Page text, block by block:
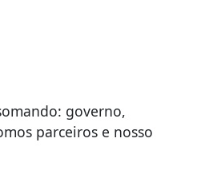
governo,
parceiros e nosso